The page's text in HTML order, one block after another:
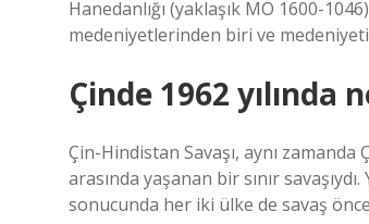
Hanedanlığı (yaklaşık MÖ 1600-
medeniyetlerinden biri ve
Çinde 1962 yılında
Çin-Hindistan Savaşı, aynı zamanda
arasında yaşanan bir sınır
sonucunda her iki ülke de savaş